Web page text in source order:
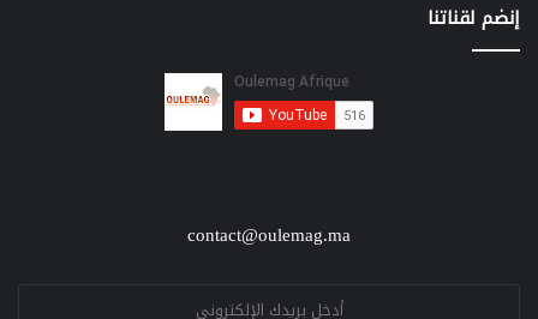
إنضم لقناتنا
contact@oulemag.ma